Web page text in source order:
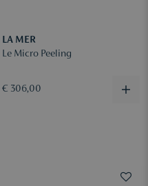
LA MER
Le Micro Peeling
€ 306,00